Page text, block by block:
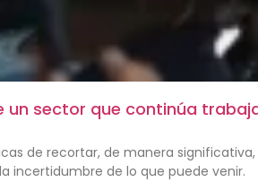
un sector que continúa
de recortar, de manera
incertidumbre de lo que puede venir.